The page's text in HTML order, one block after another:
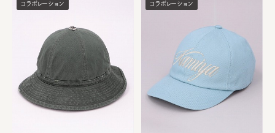
コラボレーション コラボレーション